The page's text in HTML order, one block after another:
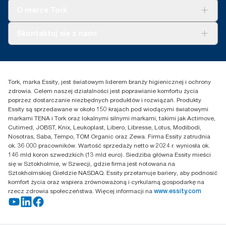
Reklamacja produktu
Przedstawiciele handlowi
Puławska 180
02-670 Warszawa
Polska
Tork, marka Essity, jest światowym liderem branży higienicznej i ochrony
zdrowia. Celem naszej działalności jest poprawianie komfortu życia
poprzez dostarczanie niezbędnych produktów i rozwiązań. Produkty
Essity są sprzedawane w około 150 krajach pod wiodącymi światowymi
markami TENA i Tork oraz lokalnymi silnymi markami, takimi jak Actimove,
Cutimed, JOBST, Knix, Leukoplast, Libero, Libresse, Lotus, Modibodi,
Nosotras, Saba, Tempo, TOM Organic oraz Zewa. Firma Essity zatrudnia
ok. 36 000 pracowników. Wartość sprzedaży netto w 2024 r. wyniosła ok.
146 mld koron szwedzkich (13 mld euro). Siedziba główna Essity mieści
się w Sztokholmie, w Szwecji, gdzie firma jest notowana na
Sztokholmskiej Giełdzie NASDAQ. Essity przełamuje bariery, aby podnosić
komfort życia oraz wspiera zrównoważoną i cyrkularną gospodarkę na
rzecz zdrowia społeczeństwa. Więcej informacji na www.essity.com